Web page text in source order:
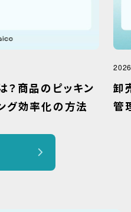
？商品のピッキン
グ効率化の方法
卸
管